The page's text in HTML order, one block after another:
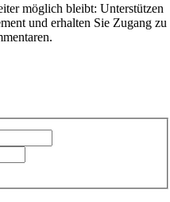
möglich bleibt: Unterstützen
und erhalten Sie Zugang zu